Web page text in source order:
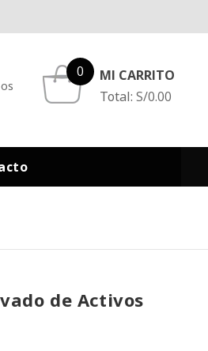
0
MI CARRITO
Total: S/0.00
de Activos